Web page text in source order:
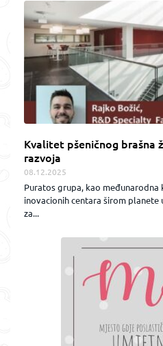
Kvalitet pšeničnog brašna
razvoja
08.12.2025
Puratos grupa, kao međunarodna
inovacionih centara širom planete
za...